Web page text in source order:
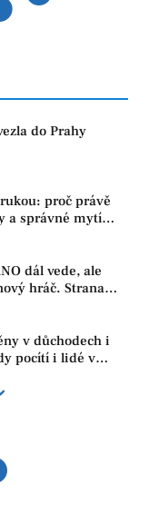
do Prahy
proč právě
a správné mytí
dál vede, ale
hráč. Strana
menšími
v důchodech i
pocítí i lidé v